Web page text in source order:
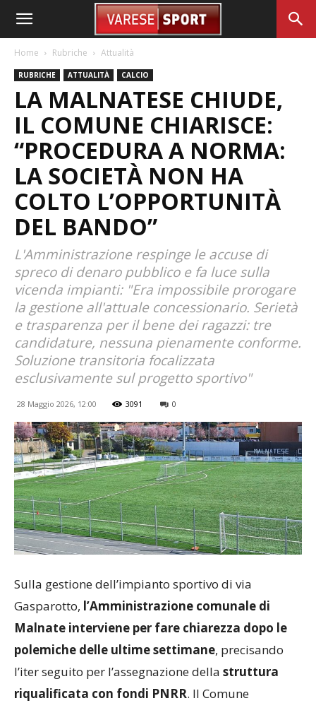
Home Rubriche Attualità
RUBRICHE ATTUALITÀ CALCIO
LA MALNATESE CHIUDE,
IL COMUNE CHIARISCE:
“PROCEDURA A NORMA:
LA SOCIETÀ NON HA
COLTO L’OPPORTUNITÀ
DEL BANDO”
L'Amministrazione respinge le accuse di
spreco di denaro pubblico e fa luce sulla
vicenda impianti: "Era impossibile prorogare
la gestione all'attuale concessionario. Serietà
e trasparenza per il bene dei ragazzi: tre
candidature, nessuna pienamente conforme.
Soluzione transitoria focalizzata
esclusivamente sul progetto sportivo"
28 Maggio 2026, 12:00 3091 0
Sulla gestione dell’impianto sportivo di via
Gasparotto, l’Amministrazione comunale di
Malnate interviene per fare chiarezza dopo le
polemiche delle ultime settimane, precisando
l’iter seguito per l’assegnazione della struttura
riqualificata con fondi PNRR. Il Comune